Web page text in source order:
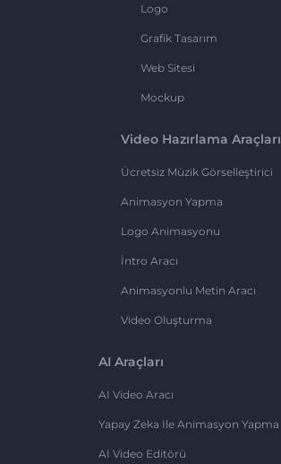
Logo
Grafik Tasarım
Web Sitesi
Mockup
Video Hazırlama Araçları
Ücretsiz Müzik Görselleştirici
Animasyon Yapma
Logo Animasyonu
İntro Aracı
Animasyonlu Metin Aracı
Video Oluşturma
AI Araçları
AI Video Aracı
Yapay Zeka Ile Animasyon Yapma
AI Video Editörü